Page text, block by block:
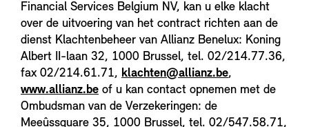
Financial Services Belgium NV, kan u elke klacht
over de uitvoering van het contract richten aan de
dienst Klachtenbeheer van Allianz Benelux: Koning
Albert II-laan 32, 1000 Brussel, tel. 02/214.77.36,
fax 02/214.61.71, klachten@allianz.be,
www.allianz.be of u kan contact opnemen met de
Ombudsman van de Verzekeringen: de
Meeûssquare 35, 1000 Brussel, tel. 02/547.58.71,